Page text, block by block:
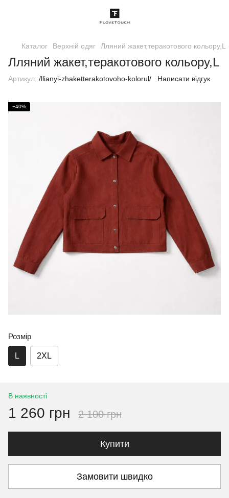
Каталог Верхній одяг Лляний жакет,теракотового кольору,L
Лляний жакет,теракотового кольору,L
Артикул: /llianyi-zhaketterakotovoho-kolorul/ Написати відгук
−40%
Розмір
L 2XL
В наявності
1 260 грн 2 100 грн
Купити
Замовити швидко